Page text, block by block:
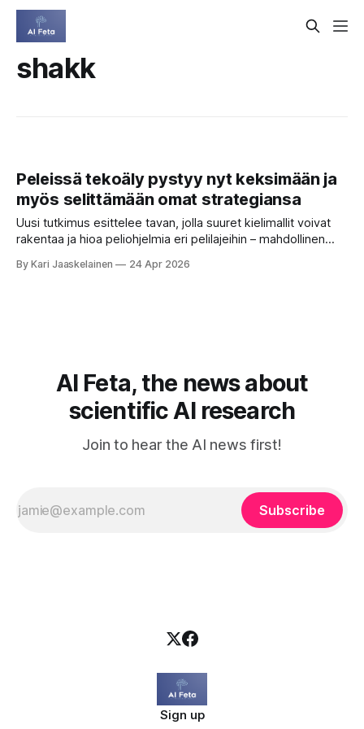
shakk
Peleissä tekoäly pystyy nyt keksimään ja
myös selittämään omat strategiansa
Uusi tutkimus esittelee tavan, jolla suuret kielimallit voivat
rakentaa ja hioa peliohjelmia eri pelilajeihin – mahdollinen
saman: perheen peli-illassa voitto tulee, mutta kukaan ei
By Kari Jaaskelainen 24 Apr 2026
AI Feta, the news about
scientific AI research
Join to hear the AI news first!
Subscribe
Sign up